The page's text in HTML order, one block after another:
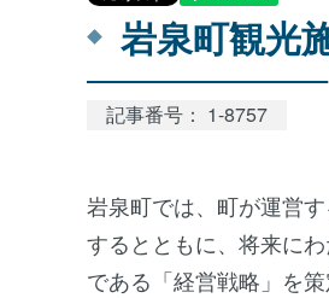
岩泉町観光
記事番号： 1-8757
岩泉町では、町が運営
するとともに、将来に
である「経営戦略」を